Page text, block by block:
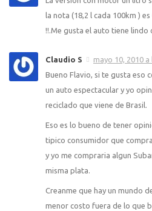
la nota (18,2 l cada 100km )
!!.Me gusta el auto tiene lindo
Claudio S
mayo 10, 2010 a
Bueno Flavio, si te gusta eso
un auto espectacular y yo
reciclado que viene de Brasil.
Eso es lo bueno de tener
tipico consumidor que
y yo me compraria algun
misma plata.
Creanme que hay un mundo
menor costo fuera de lo que